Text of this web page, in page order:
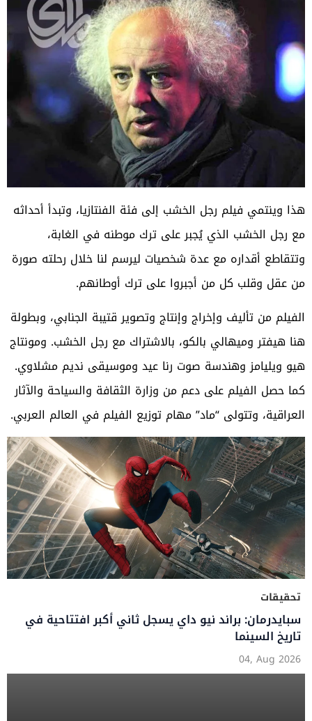
هذا وينتمي فيلم رجل الخشب إلى فئة الفنتازيا، وتبدأ أحداثه
مع رجل الخشب الذي يُجبر على ترك موطنه في الغابة،
وتتقاطع أقداره مع عدة شخصيات ليرسم لنا خلال رحلته صورة
من عقل وقلب كل من أجبروا على ترك أوطانهم.
الفيلم من تأليف وإخراج وإنتاج وتصوير قتيبة الجنابي، وبطولة
هنا هيفتر وميهالي بالكو، بالاشتراك مع رجل الخشب. ومونتاج
هيو ويليامز وهندسة صوت رنا عيد وموسيقى نديم مشلاوي.
كما حصل الفيلم على دعم من وزارة الثقافة والسياحة والآثار
العراقية، وتتولى “ماد” مهام توزيع الفيلم في العالم العربي.
تحقيقات
سبايدرمان: براند نيو داي يسجل ثاني أكبر افتتاحية في
تاريخ السينما
04, Aug 2026